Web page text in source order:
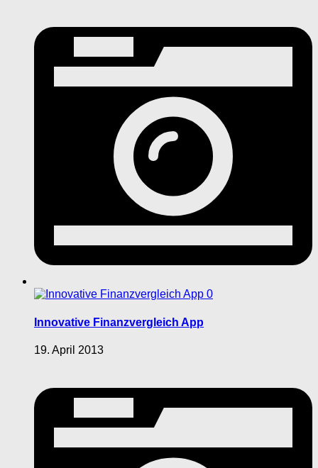
0
Innovative Finanzvergleich App
19. April 2013